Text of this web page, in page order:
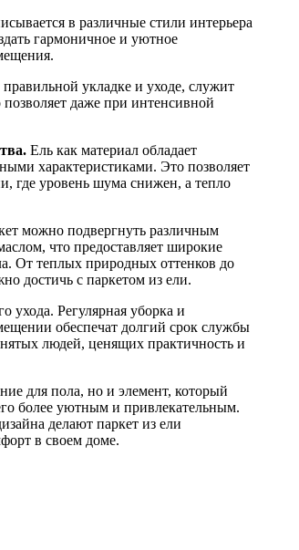
в различные стили интерьера
гармоничное и уютное
укладке и уходе, служит
даже при интенсивной
Ель как материал обладает
характеристиками. Это позволяет
где уровень шума снижен, а тепло
можно подвергнуть различным
что предоставляет широкие
От теплых природных оттенков до
достичь с паркетом из ели.
ухода. Регулярная уборка и
обеспечат долгий срок службы
людей, ценящих практичность и
для пола, но и элемент, который
более уютным и привлекательным.
делают паркет из ели
в своем доме.